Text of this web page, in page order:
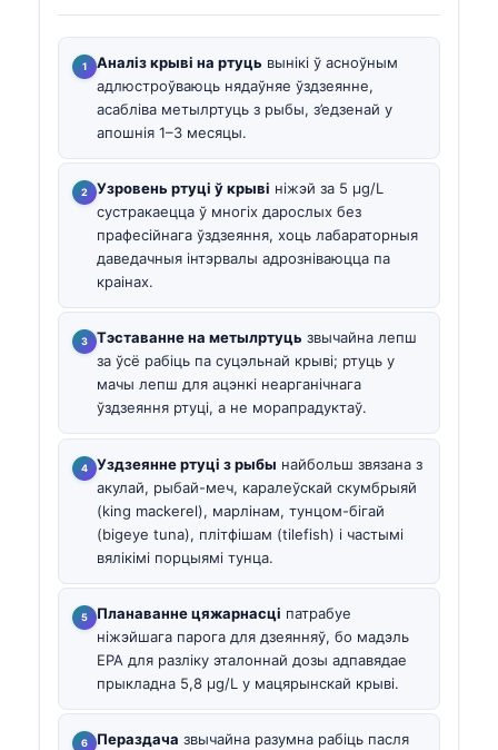
Аналіз крыві на ртуць вынікі ў асноўным
адлюстроўваюць нядаўняе ўздзеянне,
асабліва метылртуць з рыбы, з’едзенай у
апошнія 1–3 месяцы.
Узровень ртуці ў крыві ніжэй за 5 µg/L
сустракаецца ў многіх дарослых без
прафесійнага ўздзеяння, хоць лабараторныя
даведачныя інтэрвалы адрозніваюцца па
краінах.
Тэставанне на метылртуць звычайна лепш
за ўсё рабіць па суцэльнай крыві; ртуць у
мачы лепш для ацэнкі неарганічнага
ўздзеяння ртуці, а не морапрадуктаў.
Уздзеянне ртуці з рыбы найбольш звязана з
акулай, рыбай-меч, каралеўскай скумбрыяй
(king mackerel), марлінам, тунцом-бігай
(bigeye tuna), плітфішам (tilefish) і частымі
вялікімі порцыямі тунца.
Планаванне цяжарнасці патрабуе
ніжэйшага парога для дзеянняў, бо мадэль
EPA для разліку эталоннай дозы адпавядае
прыкладна 5,8 µg/L у мацярынскай крыві.
Пераздача звычайна разумна рабіць пасля